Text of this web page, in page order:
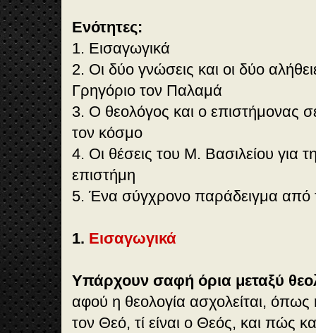
Ενότητες:
1. Εισαγωγικά
2. Οι δύο γνώσεις και οι δύο
Γρηγόριο τον Παλαμά
3. Ο θεολόγος και ο επιστήμονας
τον κόσμο
4. Οι θέσεις του Μ. Βασιλείου για
επιστήμη
5. Ένα σύγχρονο παράδειγμα από
1. Εισαγωγικά
Υπάρχουν σαφή όρια μεταξύ
αφού η θεολογία ασχολείται, όπως
τον Θεό, τί είναι ο Θεός, και πώς